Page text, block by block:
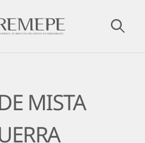
MISTA